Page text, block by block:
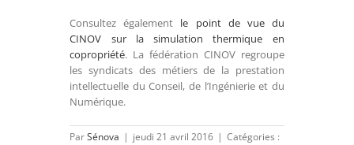
Consultez également le point de vue du
CINOV sur la simulation thermique en
copropriété. La fédération CINOVregroupe
les syndicats des métiers de la prestation
intellectuelle du Conseil, de l’Ingénierie et du
Numérique.
ParSénova | jeudi 21 avril 2016 | Catégories :